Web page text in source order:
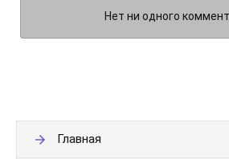
Нет ни одного
Главная